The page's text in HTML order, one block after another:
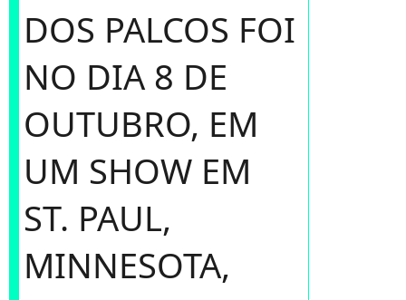
DOS PALCOS FOI
NO DIA 8 DE
OUTUBRO, EM
UM SHOW EM
ST. PAUL,
MINNESOTA,